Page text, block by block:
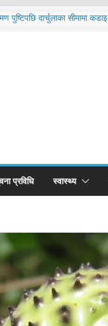
पुष्टिपछि दार्चुलाका सीमामा कडाइ
आयुर्वेद स्वास्थ्योपचारतर्फ
प्रविधि स्वास्थ्य